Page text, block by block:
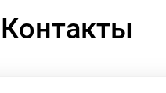
Контакты